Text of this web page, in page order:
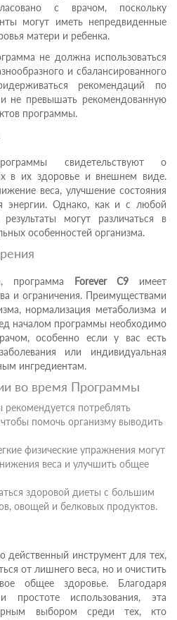
с врачом, поскольку
могут иметь непредвиденные
матери и ребенка.
не должна использоваться
и сбалансированного
рекомендаций по
не превышать рекомендованную
программы.
свидетельствуют о
в их здоровье и внешнем виде.
веса, улучшение состояния
энергии. Однако, как и с любой
могут различаться в
особенностей организма.
программа Forever C9 имеет
и ограничения. Преимуществами
нормализация метаболизма и
началом программы необходимо
особенно если у вас есть
или индивидуальная
ингредиентам.
во время Программы
потреблять
помочь организму выводить
физические упражнения могут
веса и улучшить общее
здоровой диеты с большим
овощей и белковых продуктов.
действенный инструмент для тех,
от лишнего веса, но и очистить
общее здоровье. Благодаря
простоте использования, эта
выбором среди тех, кто